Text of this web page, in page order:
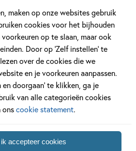
maken op onze websites gebruik
cookies voor het bijhouden
op te slaan, maar ook
Door op ‘Zelf instellen’ te
over de cookies die we
en je voorkeuren aanpassen.
en doorgaan’ te klikken, ga je
van alle categorieën cookies
onscookie statement.
accepteer cookies
downloads